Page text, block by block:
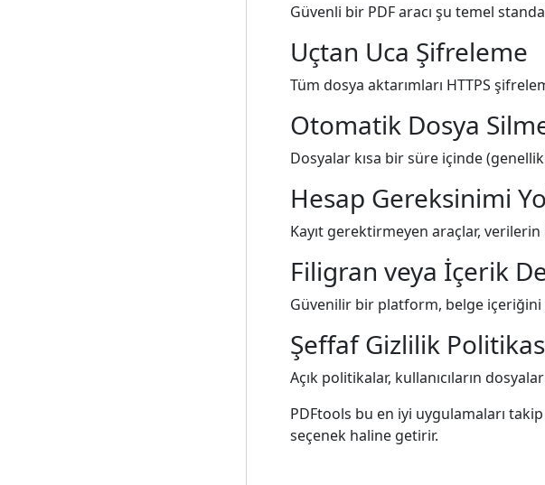
Güvenli bir PDF aracı şu temel
Uçtan Uca Şifreleme
Tüm dosya aktarımları HTTPS
Otomatik Dosya
Dosyalar kısa bir süre içinde
Hesap Gereksinimi
Kayıt gerektirmeyen araçlar, verilerin
Filigran veya İçerik
Güvenilir bir platform, belge içeriğini
Şeffaf Gizlilik
Açık politikalar, kullanıcıların
PDFtools bu en iyi uygulamaları
seçenek haline getirir.